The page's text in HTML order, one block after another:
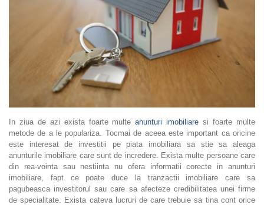
In ziua de azi exista foarte multeanunturi imobiliare si foarte multe
metode de a le populariza. Tocmai de aceea este important ca oricine
este interesat de investitii pe piata imobiliara sa stie sa aleaga
anunturile imobiliare care sunt de incredere. Exista multe persoane care
din rea-vointa sau nestiinta nu ofera informatii corecte in anunturi
imobiliare, fapt ce poate duce la tranzactii imobiliare care sa
pagubeasca investitorul sau care sa afecteze credibilitatea unei firme
de specialitate. Exista cateva lucruri de care trebuie sa tina cont orice